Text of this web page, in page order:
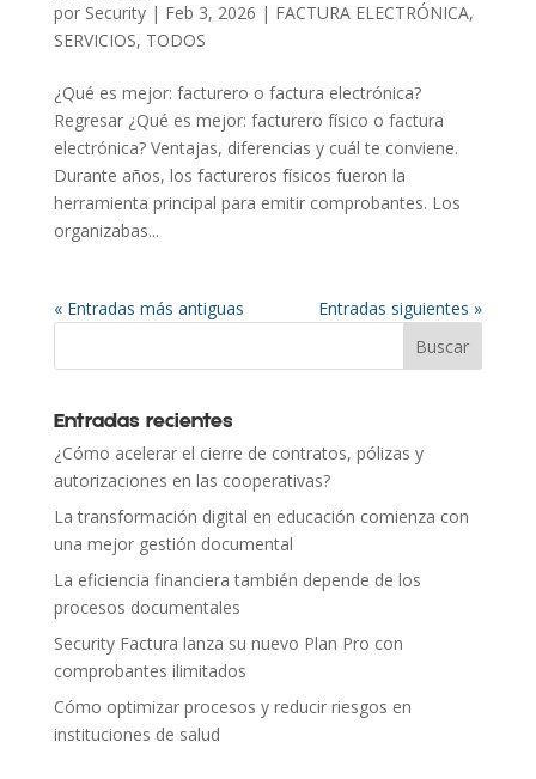
por Security| Feb 3, 2026 | FACTURA ELECTRÓNICA,
SERVICIOS, TODOS
¿Qué es mejor: facturero o factura electrónica?
Regresar ¿Qué es mejor: facturero físico o factura
electrónica? Ventajas, diferencias y cuál te conviene.
Durante años, los factureros físicos fueron la
herramienta principal para emitir comprobantes. Los
organizabas...
« Entradas más antiguas Entradas siguientes »
Entradas recientes
¿Cómo acelerar el cierre de contratos, pólizas y
autorizaciones en las cooperativas?
La transformación digital en educación comienza con
una mejor gestión documental
La eficiencia financiera también depende de los
procesos documentales
Security Factura lanza su nuevo Plan Pro con
comprobantes ilimitados
Cómo optimizar procesos y reducir riesgos en
instituciones de salud